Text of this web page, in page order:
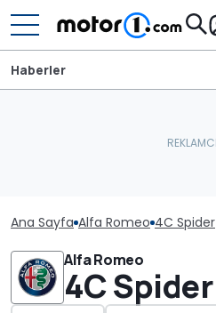
Haberler
Ana Sayfa Alfa Romeo 4C Spider
Alfa Romeo
4C Spider